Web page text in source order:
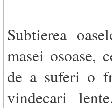
Subtierea
masei osoase,
de a suferi o
vindecari